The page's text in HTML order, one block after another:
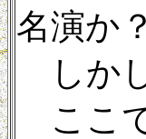
名演か
しか
ここ